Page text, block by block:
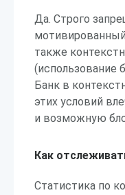
Да. Строго
также
(использование
Банк в
этих условий
и возможную
Как
Статистика по